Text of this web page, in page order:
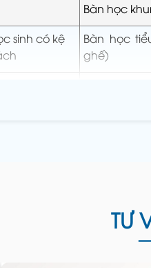
Bàn học
sinh có kệ
Bàn học
ghế)
Bàn học có
TƯ